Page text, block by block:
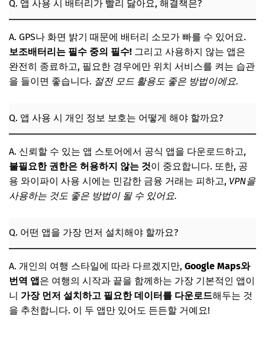
Q. 앱 사용 시 배터리가 빨리 닳아요, 해결책은?
A. GPS나 화면 밝기 때문에 배터리 소모가 빠를 수 있어요.
보조배터리는 필수 중의 필수! 그리고 사용하지 않는 앱은
완전히 종료하고, 필요한 경우에만 위치 서비스를 켜는 습관
을 들이면 좋습니다. 절전 모드 활용도 좋은 방법이에요.
Q. 앱 사용 시 개인 정보 보호는 어떻게 해야 할까요?
A. 신뢰할 수 있는 앱 스토어에서 공식 앱을 다운로드하고,
불필요한 권한은 허용하지 않는 것이 중요합니다. 또한, 공
용 와이파이 사용 시에는 민감한 금융 거래는 피하고, VPN을
사용하는 것도 좋은 방법이 될 수 있어요.
Q. 어떤 앱을 가장 먼저 설치해야 할까요?
A. 개인의 여행 스타일에 따라 다르겠지만, Google Maps와
번역 앱 은 여행의 시작과 끝을 함께하는 가장 기본적인 앱이
니 가장 먼저 설치하고 필요한 데이터를 다운로드해두는 것
을 추천합니다. 이 두 앱만 있어도 든든할 거예요!